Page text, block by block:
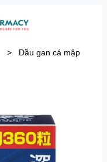
>
Dầu gan cá mập